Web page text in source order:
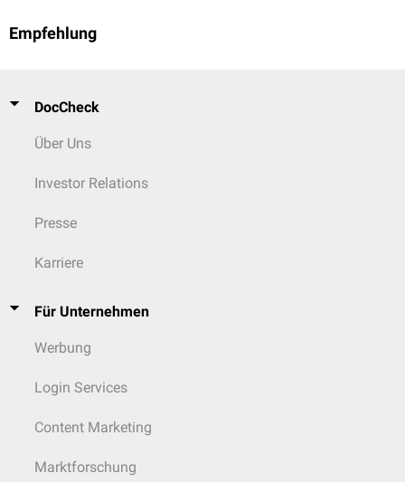
Empfehlung
DocCheck
Über Uns
Investor Relations
Presse
Karriere
Für Unternehmen
Werbung
Login Services
Content Marketing
Marktforschung